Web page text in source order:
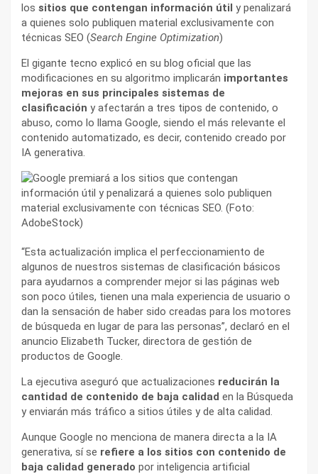
los sitios que contengan información útil y penalizará
a quienes solo publiquen material exclusivamente con
técnicas SEO (Search Engine Optimization)
El gigante tecno explicó en su blog oficial que las
modificaciones en su algoritmo implicarán importantes
mejoras en sus principales sistemas de
clasificación y afectarán a tres tipos de contenido, o
abuso, como lo llama Google, siendo el más relevante el
contenido automatizado, es decir, contenido creado por
IA generativa.
“Esta actualización implica el perfeccionamiento de
algunos de nuestros sistemas de clasificación básicos
para ayudarnos a comprender mejor si las páginas web
son poco útiles, tienen una mala experiencia de usuario o
dan la sensación de haber sido creadas para los motores
de búsqueda en lugar de para las personas”, declaró en el
anuncio Elizabeth Tucker, directora de gestión de
productos de Google.
La ejecutiva aseguró que actualizaciones reducirán la
cantidad de contenido de baja calidad en la Búsqueda
y enviarán más tráfico a sitios útiles y de alta calidad.
Aunque Google no menciona de manera directa a la IA
generativa, sí se refiere a los sitios con contenido de
baja calidad generado por inteligencia artificial